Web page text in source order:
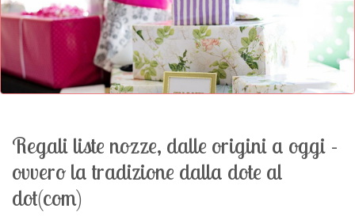
Regali liste nozze, dalle origini a oggi -
ovvero la tradizione dalla dote al
dot(com)